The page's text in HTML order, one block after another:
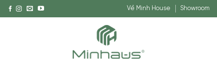
Về Minh House Showroom